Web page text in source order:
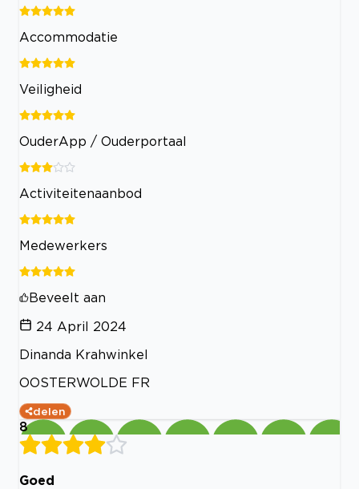
Accommodatie
Veiligheid
OuderApp / Ouderportaal
Activiteitenaanbod
Medewerkers
Beveelt aan
24 April 2024
Dinanda Krahwinkel
OOSTERWOLDE FR
delen
8
Goed